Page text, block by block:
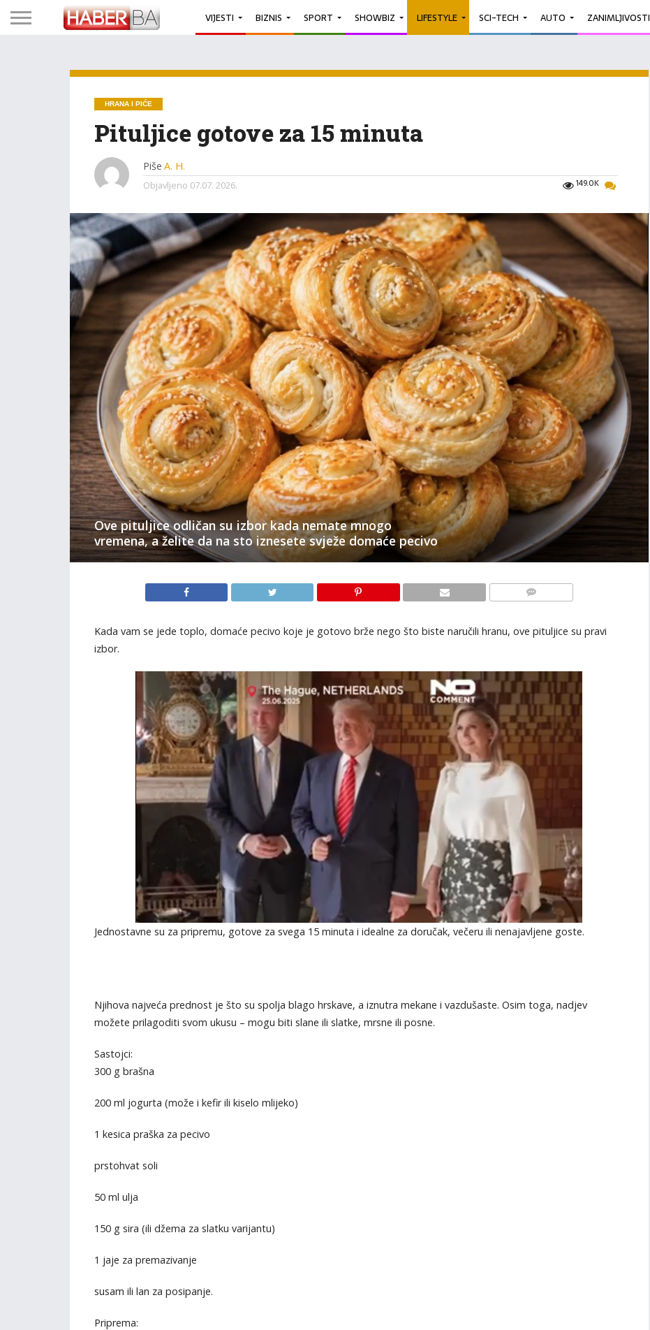
VIJESTI BIZNIS SPORT SHOWBIZ LIFESTYLE SCI-TECH AUTO ZANIMLJIVOSTI
HRANA I PIĆE
Pituljice gotove za 15 minuta
Piše A. H.
149.0K
Objavljeno 07.07. 2026.
Ove pituljice odličan su izbor kada nemate mnogo
vremena, a želite da na sto iznesete svježe domaće pecivo
Kada vam se jede toplo, domaće pecivo koje je gotovo brže nego što biste naručili hranu, ove pituljice su pravi
izbor.
Jednostavne su za pripremu, gotove za svega 15 minuta i idealne za doručak, večeru ili nenajavljene goste.
Njihova najveća prednost je što su spolja blago hrskave, a iznutra mekane i vazdušaste. Osim toga, nadjev
možete prilagoditi svom ukusu – mogu biti slane ili slatke, mrsne ili posne.
Sastojci:
300 g brašna
200 ml jogurta (može i kefir ili kiselo mlijeko)
1 kesica praška za pecivo
prstohvat soli
50 ml ulja
150 g sira (ili džema za slatku varijantu)
1 jaje za premazivanje
susam ili lan za posipanje.
Priprema: